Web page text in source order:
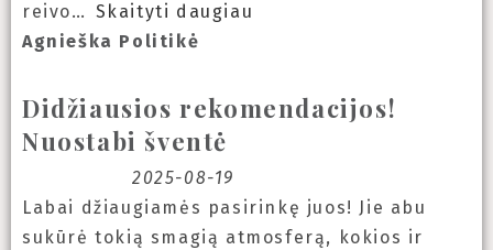
reivo
Skaityti daugiau
Agnieška Politikė
Didžiausios rekomendacijos!
Nuostabi šventė
2025-08-19
Labai džiaugiamės pasirinkę juos! Jie abu
sukūrė tokią smagią atmosferą, kokios ir